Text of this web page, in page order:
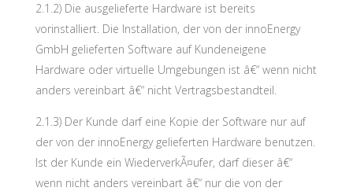
2.1.2) Die ausgelieferte Hardware ist bereits
vorinstalliert. Die Installation, der von der innoEnergy
GmbH gelieferten Software auf Kundeneigene
Hardware oder virtuelle Umgebungen ist â€“ wenn nicht
anders vereinbart â€“ nicht Vertragsbestandteil.
2.1.3) Der Kunde darf eine Kopie der Software nur auf
der von der innoEnergy gelieferten Hardware benutzen.
Ist der Kunde ein WiederverkÃ¤ufer, darf dieser â€“
wenn nicht anders vereinbart â€“ nur die von der